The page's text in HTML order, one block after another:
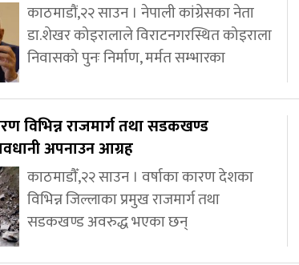
काठमाडौं,२२ साउन । नेपाली कांग्रेसका नेता
डा.शेखर कोइरालाले विराटनगरस्थित कोइराला
निवासको पुनः निर्माण, मर्मत सम्भारका
विभिन्न राजमार्ग तथा सडकखण्ड
अपनाउन आग्रह
काठमाडौँ,२२ साउन । वर्षाका कारण देशका
विभिन्न जिल्लाका प्रमुख राजमार्ग तथा
सडकखण्ड अवरुद्ध भएका छन्